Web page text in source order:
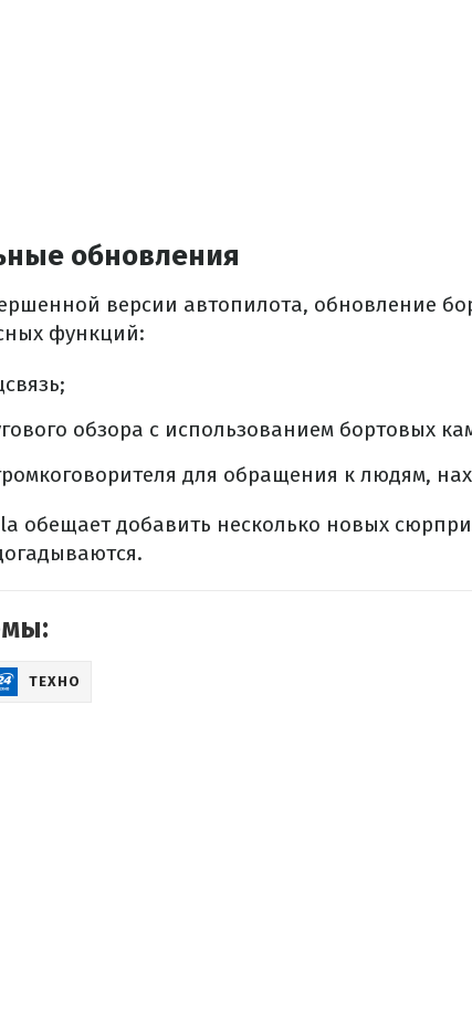
обновления
версии автопилота, обновление
функций:
обзора с использованием бортовых
для обращения к людям,
обещает добавить несколько новых
ТЕХНО